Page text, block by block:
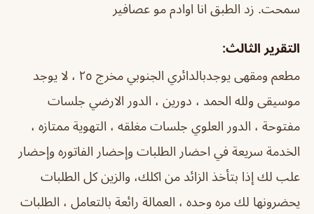
سمحت. زد الطبق انا اوادم مو عصافير
التقرير الثالث:
مطعم ومقهى يوجدبالدائري الجنوبي مخرج ٢٥ ، لا يوجد
موسيقى ولله الحمد ، دورين ، الدور الارضي جلسات
مفتوحة ، الدور العلوي جلسات مغلقه ، التهوية ممتازه ،
الخدمة سريعة في احضار الطلبات وإحضار الفاتوره وإحضار
علب لك إذا بتأخذ الزائد من اكلك، والزين كل الطلبات
يحضرونها لك مره وحده ، العمالة رائعة بالتعامل ، الطلبات